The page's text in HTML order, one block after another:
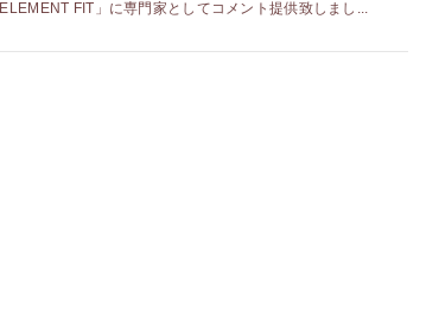
FIT」に専門家としてコメント提供致しまし...